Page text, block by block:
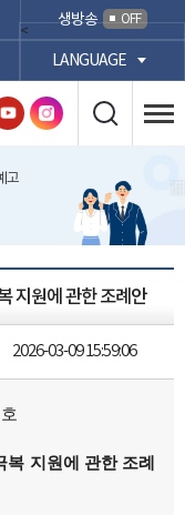
생방송 OFF
<
LANGUAGE
고
지원에 관한 조례안
2026-03-09 15:59:06
복 지원에 관한 조례